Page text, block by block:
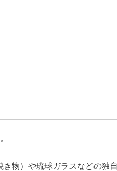
物）や琉球ガラスなどの独